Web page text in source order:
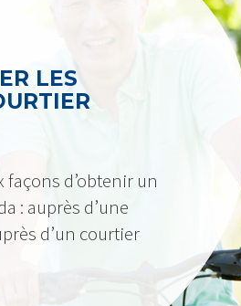
LES
d’obtenir un
: auprès d’une
d’un courtier